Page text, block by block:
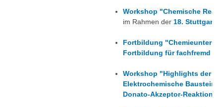
Workshop "Chemische
im Rahmen der 18.
Fortbildung
Fortbildung für fachfremd
Workshop "Highlights der
Elektrochemische
Donato-Akzeptor-